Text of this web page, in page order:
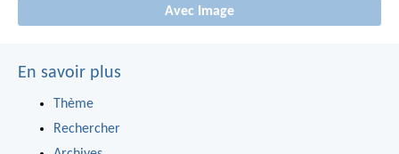
Avec Image
En savoir plus
Thème
Rechercher